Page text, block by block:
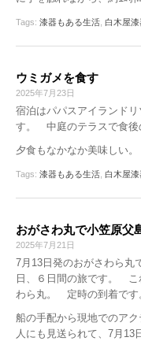
Tags: 漆器もある生活 白木屋
ウミガメを食す
2025年7月23日
宿泊はパパスアイランド
す。 中庭のテラスで食後
夕食もなかなか美味しい
Tags: 漆器もある生活 白木屋
おがさわ丸で小笠原父
2025年7月21日
7月13日発のおがさわら
日、６日間の旅です。 こ
わら丸。 定時の到着です
船の手配から現地でのア
人にも見送られて、7月13